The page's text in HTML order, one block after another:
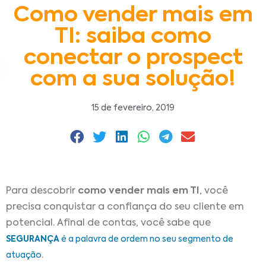
Como vender mais em
TI: saiba como
conectar o prospect
com a sua solução!
15 de fevereiro, 2019
Para descobrir como vender mais em TI , você
precisa conquistar a confiança do seu cliente em
potencial. Afinal de contas, você sabe que
SEGURANÇA é a palavra de ordem no seu segmento de
atuação.